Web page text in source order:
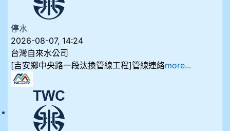
停水
2026-08-07, 14:24
台灣自來水公司
[吉安鄉中央路一段汰換管線工程]管線連絡more...